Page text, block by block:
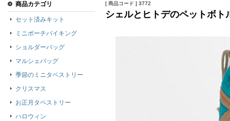
[ 商品コード ] 3772
シェルとヒトデのペットボト
商品カテゴリ
セット済みキット
ミニポーチバイキング
ショルダーバッグ
マルシェバッグ
季節のミニタペストリー
クリスマス
お正月タペストリー
ハロウィン